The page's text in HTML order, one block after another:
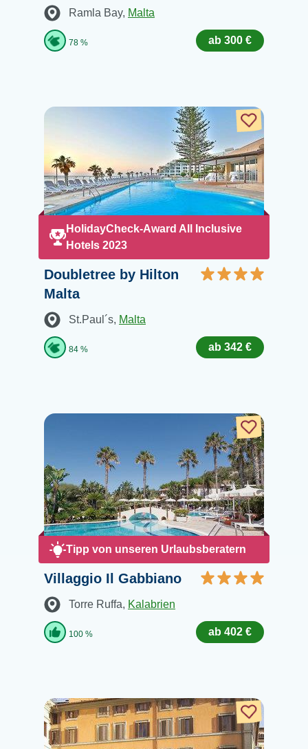
Ramla Bay, Malta
78 % ab 300 €
HolidayCheck-Award All Inclusive
Hotels 2023
Doubletree by Hilton
Malta
St.Paul´s, Malta
84 % ab 342 €
Tipp von unseren Urlaubsberatern
Villaggio Il Gabbiano
Torre Ruffa, Kalabrien
100 % ab 402 €